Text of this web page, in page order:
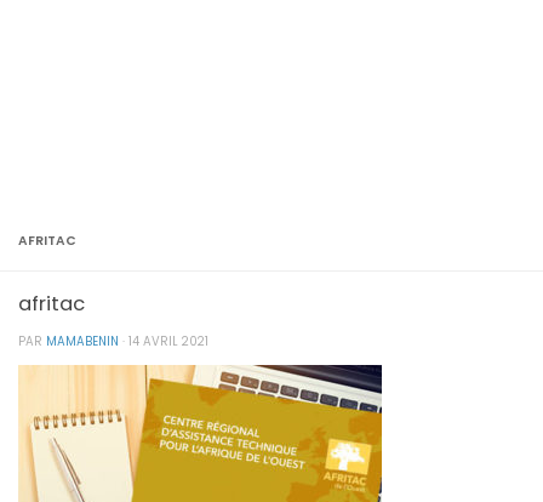
AFRITAC
afritac
PAR MAMABENIN · 14 AVRIL 2021